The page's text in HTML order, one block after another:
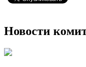
Новости